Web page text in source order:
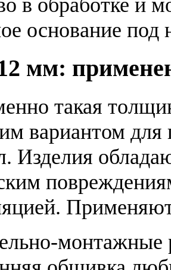
основание под
мм:
такая
вариантом для
Изделия
монтажные